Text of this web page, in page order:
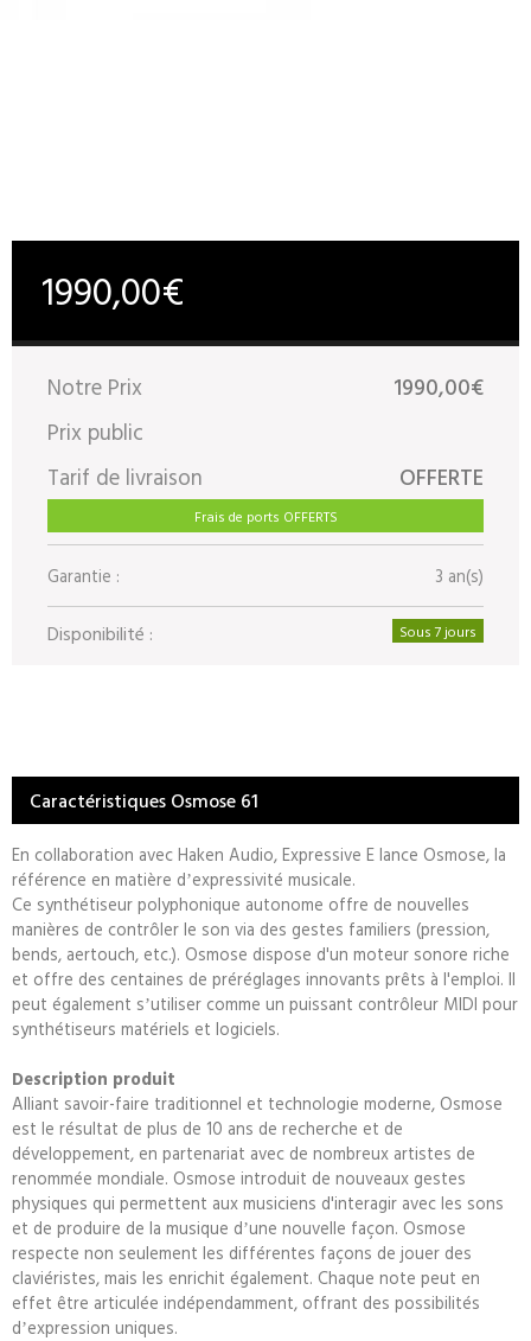
1990,00€
Notre Prix
1990,00€
Prix public
Tarif de livraison
OFFERTE
Frais de ports OFFERTS
Garantie : 3 an(s)
Disponibilité : Sous 7 jours
Caractéristiques Osmose 61
En collaboration avec Haken Audio, Expressive E lance Osmose, la
référence en matière dʼexpressivité musicale.
Ce synthétiseur polyphonique autonome offre de nouvelles
manières de contrôler le son via des gestes familiers (pression,
bends, aertouch, etc.). Osmose dispose d'un moteur sonore riche
et offre des centaines de préréglages innovants prêts à l'emploi. Il
peut également sʼutiliser comme un puissant contrôleur MIDI pour
synthétiseurs matériels et logiciels.
Description produit
Alliant savoir-faire traditionnel et technologie moderne, Osmose
est le résultat de plus de 10 ans de recherche et de
développement, en partenariat avec de nombreux artistes de
renommée mondiale. Osmose introduit de nouveaux gestes
physiques qui permettent aux musiciens d'interagir avec les sons
et de produire de la musique dʼune nouvelle façon. Osmose
respecte non seulement les différentes façons de jouer des
claviéristes, mais les enrichit également. Chaque note peut en
effet être articulée indépendamment, offrant des possibilités
dʼexpression uniques.